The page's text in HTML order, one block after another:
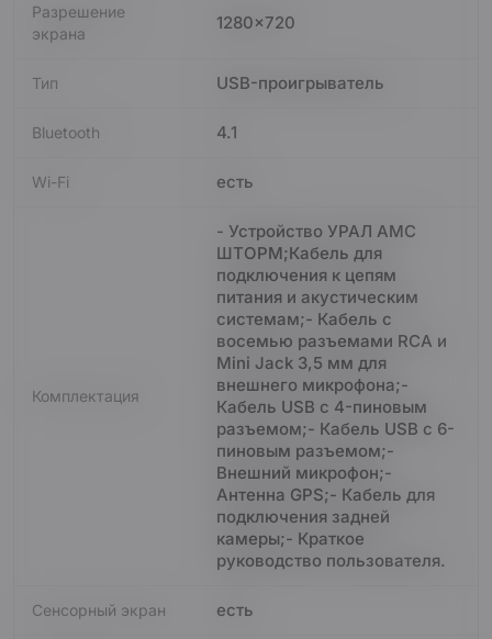
Разрешение
экрана
1280x720
Тип USB-проигрыватель
Bluetooth 4.1
Wi-Fi есть
Комплектация
- Устройство УРАЛ АМС
ШТОРМ;Кабель для
подключения к цепям
питания и акустическим
системам;- Кабель с
восемью разъемами RCA и
Mini Jack 3,5 мм для
внешнего микрофона;-
Кабель USB с 4-пиновым
разъемом;- Кабель USB с 6-
пиновым разъемом;-
Внешний микрофон;-
Антенна GPS;- Кабель для
подключения задней
камеры;- Краткое
руководство пользователя.
Сенсорный экран есть